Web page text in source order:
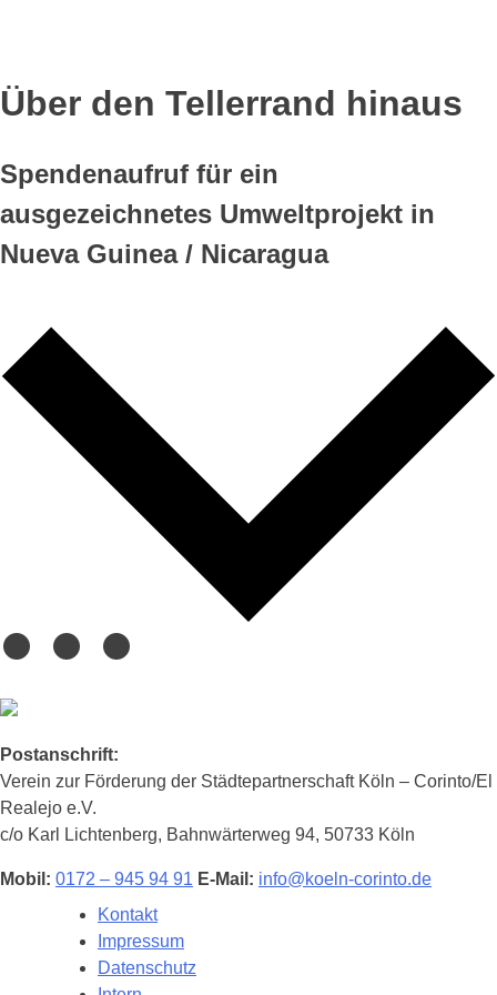
Über den Tellerrand hinaus
Spendenaufruf für ein
ausgezeichnetes Umweltprojekt in
Nueva Guinea / Nicaragua
Postanschrift:
Verein zur Förderung der Städtepartnerschaft Köln – Corinto/El
Realejo e.V.
c/o Karl Lichtenberg, Bahnwärterweg 94, 50733 Köln
Mobil: 0172 – 945 94 91 E-Mail: info@koeln-corinto.de
Kontakt
Impressum
Datenschutz